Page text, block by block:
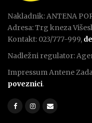
Nakladnik: ANTENA
Adresa: Trg kneza
Kontakt: 023/777-999,
Nadležni regulator:
Impressum Antene
poveznici.